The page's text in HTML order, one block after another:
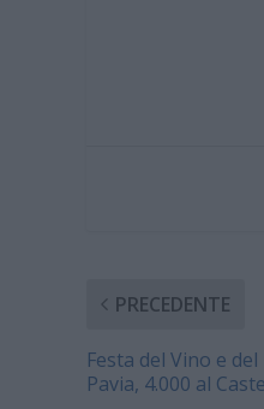
PRECEDENTE
Festa del Vino e
Pavia, 4.000 al